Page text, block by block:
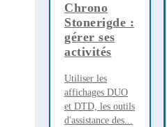
Chrono
Stonerigde :
gérer ses
activités
Utiliser les
affichages DUO
et DTD, les outils
d'assistance des...